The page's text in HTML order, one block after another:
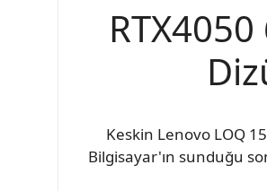
Keskin Lenovo LOQ
Bilgisayar'ın sunduğu